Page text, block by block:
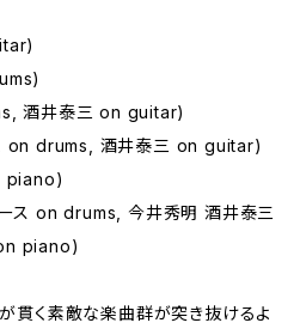
酒井泰三 on guitar)
on drums, 酒井泰三 on guitar)
piano)
ス on drums, 今井秀明 酒井泰三
piano)
貫く素敵な楽曲群が突き抜けるよ